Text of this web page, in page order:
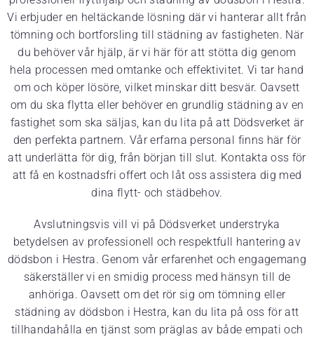
Vi erbjuder en heltäckande lösning där vi hanterar allt från
tömning och bortforsling till städning av fastigheten. När
du behöver vår hjälp, är vi här för att stötta dig genom
hela processen med omtanke och effektivitet. Vi tar hand
om och köper lösöre, vilket minskar ditt besvär. Oavsett
om du ska flytta eller behöver en grundlig städning av en
fastighet som ska säljas, kan du lita på att Dödsverket är
den perfekta partnern. Vår erfarna personal finns här för
att underlätta för dig, från början till slut. Kontakta oss för
att få en kostnadsfri offert och låt oss assistera dig med
dina flytt- och städbehov.
Avslutningsvis vill vi på Dödsverket understryka
betydelsen av professionell och respektfull hantering av
dödsbon i Hestra. Genom vår erfarenhet och engagemang
säkerställer vi en smidig process med hänsyn till de
anhöriga. Oavsett om det rör sig om tömning eller
städning av dödsbon i Hestra, kan du lita på oss för att
tillhandahålla en tjänst som präglas av både empati och